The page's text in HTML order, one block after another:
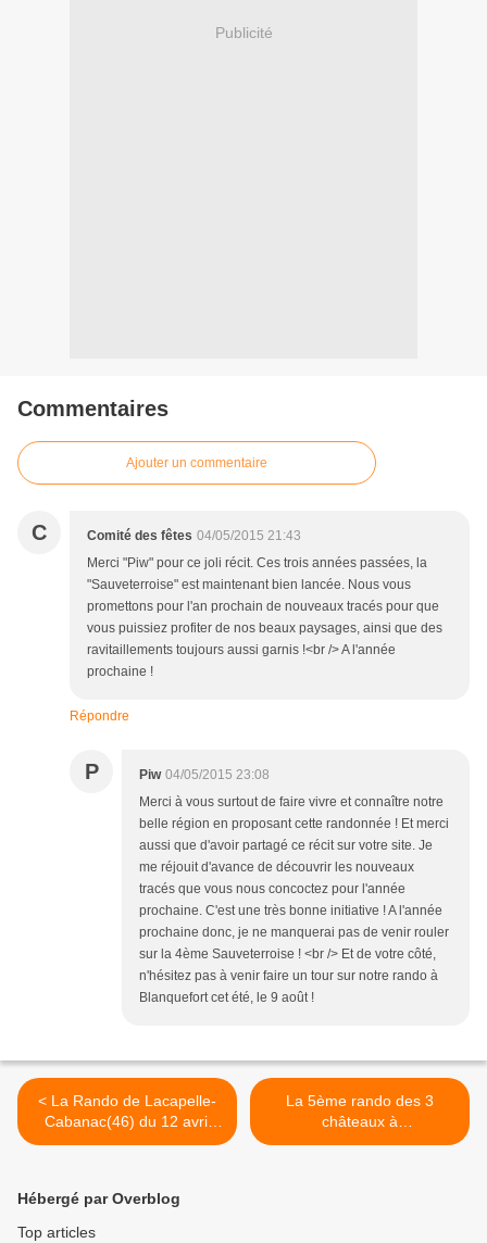
Publicité
Commentaires
Ajouter un commentaire
C Comité des fêtes 04/05/2015 21:43
Merci "Piw" pour ce joli récit. Ces trois années passées, la
"Sauveterroise" est maintenant bien lancée. Nous vous
promettons pour l'an prochain de nouveaux tracés pour que
vous puissiez profiter de nos beaux paysages, ainsi que des
ravitaillements toujours aussi garnis !<br /> A l'année
prochaine !
Répondre
P Piw 04/05/2015 23:08
Merci à vous surtout de faire vivre et connaître notre
belle région en proposant cette randonnée ! Et merci
aussi que d'avoir partagé ce récit sur votre site. Je
me réjouit d'avance de découvrir les nouveaux
tracés que vous nous concoctez pour l'année
prochaine. C'est une très bonne initiative ! A l'année
prochaine donc, je ne manquerai pas de venir rouler
sur la 4ème Sauveterroise ! <br /> Et de votre côté,
n'hésitez pas à venir faire un tour sur notre rando à
Blanquefort cet été, le 9 août !
< La Rando de Lacapelle-
Cabanac(46) du 12 avril
2015
La 5ème rando des 3
châteaux à
Naussannes(24) du 10 mai
Hébergé par Overblog
Top articles